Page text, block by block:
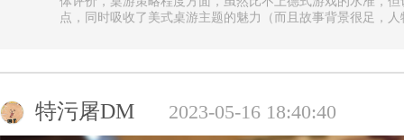
点，同时吸收了美式桌游主题的魅力（而且故事背景很足，
事推进，化身降临，如若不慎，充满力量的化身必将索去英
罪恶中最有气势的，很不错，而作为拓展中的天启和天启四
特污屠DM 2023-05-16 18:40:40